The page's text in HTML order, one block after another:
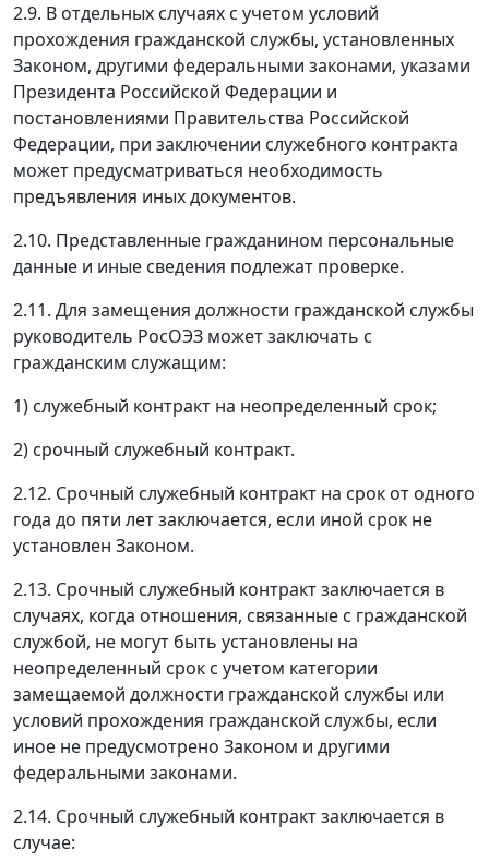
2.9. В отдельных случаях с учетом условий
прохождения гражданской службы, установленных
Законом, другими федеральными законами, указами
Президента Российской Федерации и
постановлениями Правительства Российской
Федерации, при заключении служебного контракта
может предусматриваться необходимость
предъявления иных документов.
2.10. Представленные гражданином персональные
данные и иные сведения подлежат проверке.
2.11. Для замещения должности гражданской службы
руководитель РосОЭЗ может заключать с
гражданским служащим:
1) служебный контракт на неопределенный срок;
2) срочный служебный контракт.
2.12. Срочный служебный контракт на срок от одного
года до пяти лет заключается, если иной срок не
установлен Законом.
2.13. Срочный служебный контракт заключается в
случаях, когда отношения, связанные с гражданской
службой, не могут быть установлены на
неопределенный срок с учетом категории
замещаемой должности гражданской службы или
условий прохождения гражданской службы, если
иное не предусмотрено Законом и другими
федеральными законами.
2.14. Срочный служебный контракт заключается в
случае: